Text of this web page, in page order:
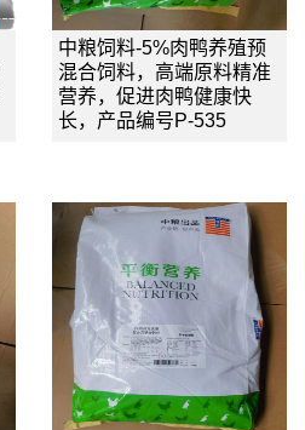
中粮饲料-5%肉鸭养殖预
混合饲料，高端原料精准
营养，促进肉鸭健康快
长，产品编号P-535